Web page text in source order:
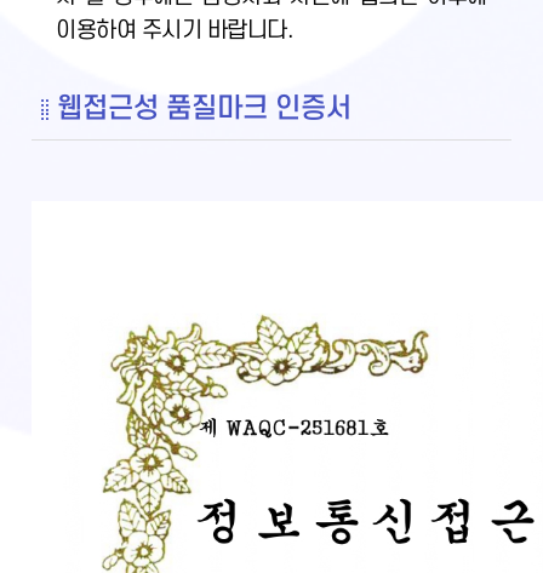
이용하여 주시기 바랍니다.
웹접근성 품질마크 인증서